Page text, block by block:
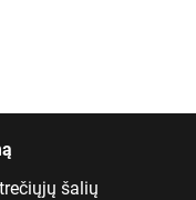
šalių